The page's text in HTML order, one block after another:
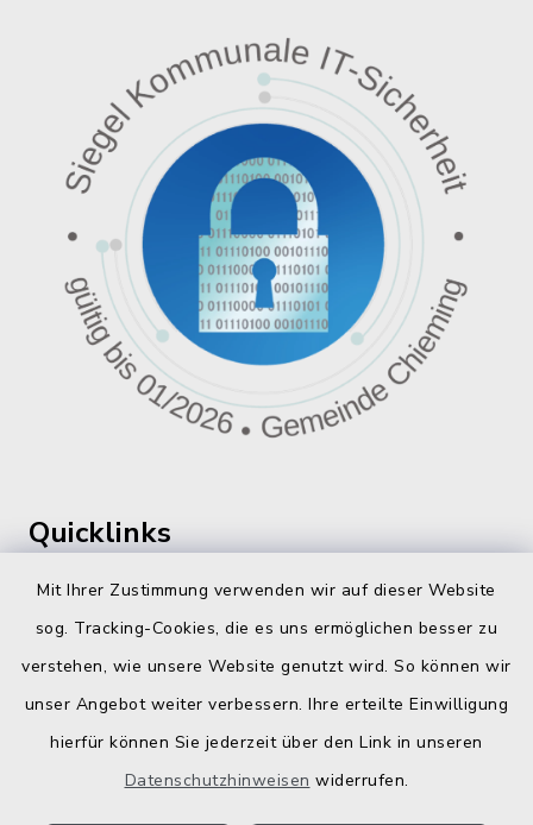
Mit Ihrer Zustimmung verwenden wir auf dieser Website
sog. Tracking-Cookies, die es uns ermöglichen besser zu
verstehen, wie unsere Website genutzt wird. So können wir
unser Angebot weiter verbessern. Ihre erteilte Einwilligung
hierfür können Sie jederzeit über den Link in unseren
Datenschutzhinweisen widerrufen.
Quicklinks
360 ° Panorama
Fahrplanauskunft
Landratsamt Traunstein
Kostenlose Energieberatung